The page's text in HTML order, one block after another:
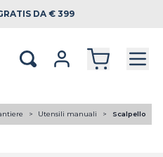
DA € 399
Utensili manuali Scalpello